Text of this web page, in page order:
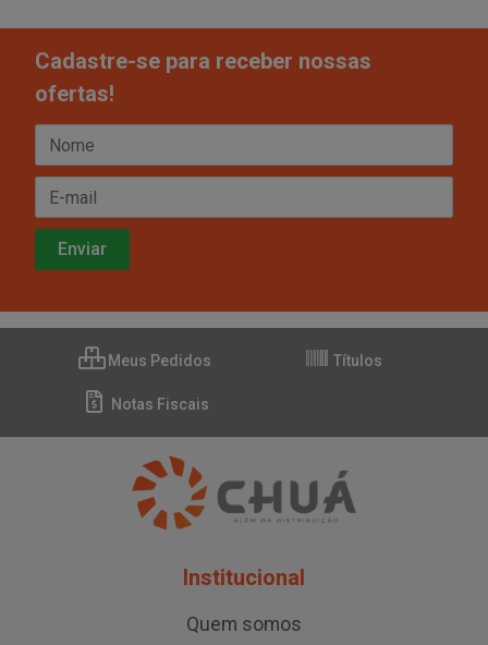
Cadastre-se para receber nossas
ofertas!
Meus Pedidos Títulos
Notas Fiscais
Institucional
Quem somos